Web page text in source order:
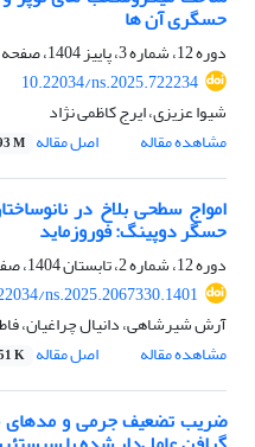
حسگری آن ها
دوره 12، شماره 3، پاییز 1404، صفحه
10.22034/ns.2025.722234
شیوا عزیزی، ایرج کاظمی نژاد
مشاهده مقاله
اصل مقاله M
امواج سطحی بلاخ در
حسگر ‏دوپینگ: فوروزماید ‏
دوره 12، شماره 2، تابستان 1404، صفحه
ns.2025.2067330.1401
آرش شیرشاهی، دانیال چراغیان،
مشاهده مقاله
اصل مقاله K
ضریب تضعیف جرمی و مدهای